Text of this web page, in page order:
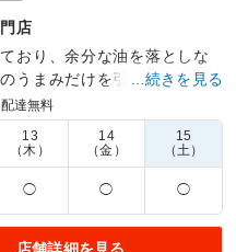
店
おり、余分な油を落としな
うまみだけを引き出すこと
そのままお弁当に。
価格帯：
760円～2,480円
…続きを見る
達無料
13
（木）
14
（金）
15
（土）
◯ ◯ ◯